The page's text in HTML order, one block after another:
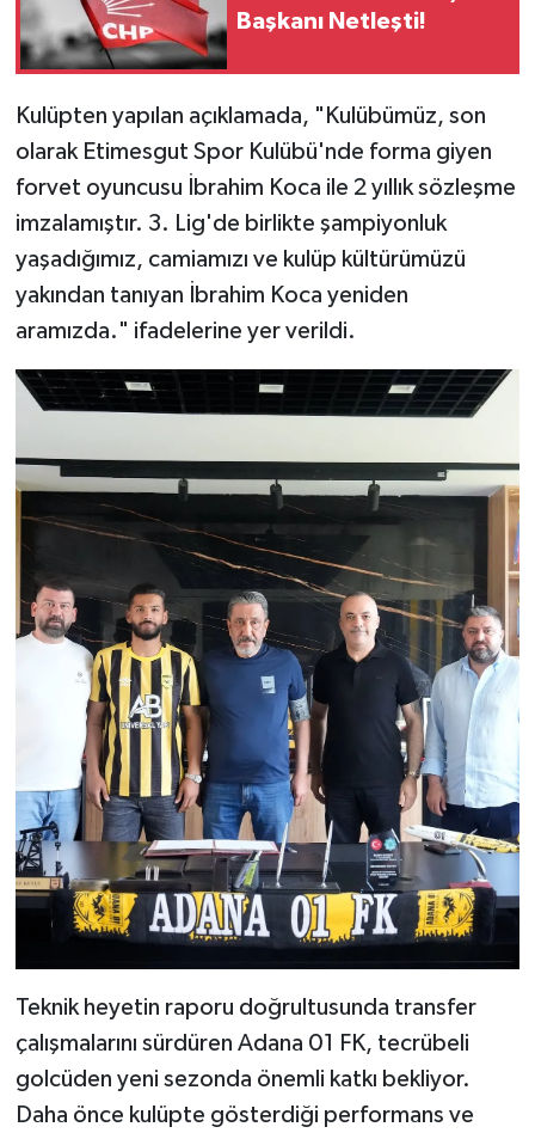
Başkanı Netleşti!
Kulüpten yapılan açıklamada, "Kulübümüz, son
olarak Etimesgut Spor Kulübü'nde forma giyen
forvet oyuncusu İbrahim Koca ile 2 yıllık sözleşme
imzalamıştır. 3. Lig'de birlikte şampiyonluk
yaşadığımız, camiamızı ve kulüp kültürümüzü
yakından tanıyan İbrahim Koca yeniden
aramızda." ifadelerine yer verildi.
Teknik heyetin raporu doğrultusunda transfer
çalışmalarını sürdüren Adana 01 FK, tecrübeli
golcüden yeni sezonda önemli katkı bekliyor.
Daha önce kulüpte gösterdiği performans ve